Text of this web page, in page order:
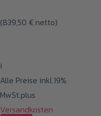
(839,50 € netto)
i
Alle Preise inkl.19%
MwSt.plus
Versandkosten